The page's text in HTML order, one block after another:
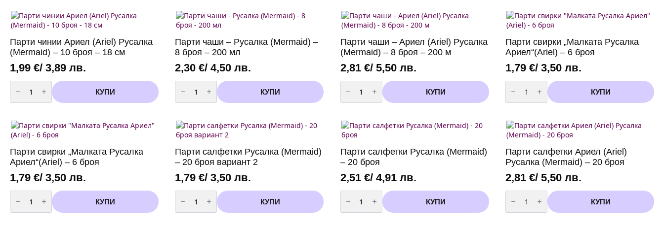
фолио
-
циклама
170
г
"
Малката
Русалка
"
(Ariel)
-
10
броя
Ариел"
(Ariel)
-
броя
Русалка
(Mermaid)
-
броя
-
23
см
Парти чинии Ариел (Ariel) Русалка
(Mermaid) – 10 броя – 18 см
1,99 €/ 3,89 лв.
количество
за
Парти
чинии
Русалка
(Mermaid)
-
броя
-
18
см
КУПИ
Парти чаши – Русалка (Mermaid) –
8 броя – 200 мл
2,30€/ 4,50 лв.
количество
за
Парти
чаши
(Mermaid)
-
8
-
200
мл
КУПИ
Парти чаши – Ариел (Ariel) Русалка
(Mermaid) – 8 броя – 200 м
2,81 €/ 5,50 лв.
количество
за
Парти
чаши
(Ariel)
Русалка
(Mermaid)
8
броя
-
200
м
КУПИ
Парти свирки „Малката Русалка
Ариел“(Ariel) – 6 броя
1,79€/ 3,50 лв.
количество
за
Парти
свирки
Ариел"
(Ariel)
-
броя
КУПИ
Парти свирки „Малката Русалка
Ариел“(Ariel) – 6 броя
1,79 €/ 3,50 лв.
количество
за
Парти
свирки
КУПИ
Парти салфетки Русалка (Mermaid)
– 20 броя вариант 2
1,79€/ 3,50 лв.
количество
за
Парти
салфетки
КУПИ
Парти салфетки Русалка (Mermaid)
– 20 броя
2,51 €/ 4,91 лв.
количество
за
Парти
салфетки
КУПИ
Парти салфетки Ариел (Ariel)
Русалка (Mermaid) – 20 броя
2,81€/ 5,50 лв.
количество
за
Парти
салфетки
КУПИ